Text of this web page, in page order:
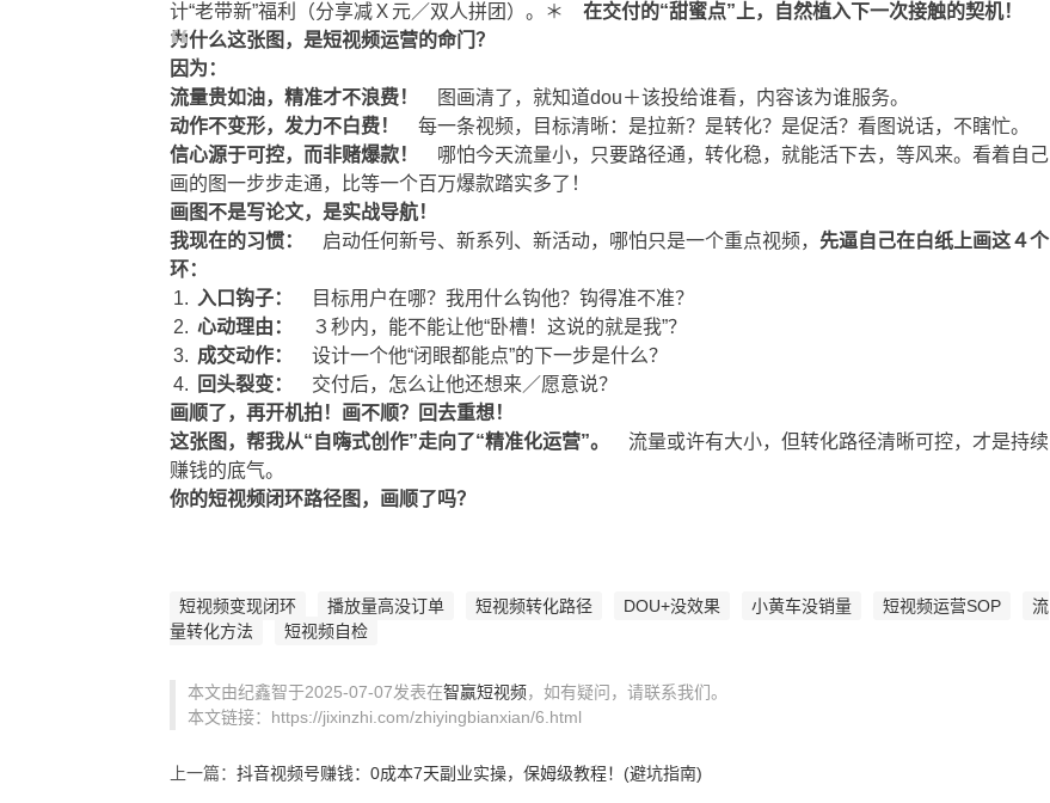
计“老带新”福利（分享减Ｘ元／双人拼团）。＊ 在交付的“甜蜜点”上，自然植入下一次接触的契机！
为什么这张图，是短视频运营的命门？
因为：
流量贵如油，精准才不浪费！
图画清了，就知道dou＋该投给谁看，内容该为谁服务。
动作不变形，发力不白费！
每一条视频，目标清晰：是拉新？是转化？是促活？看图说话，不瞎忙。
信心源于可控，而非赌爆款！
哪怕今天流量小，只要路径通，转化稳，就能活下去，等风来。看着自己
画的图一步步走通，比等一个百万爆款踏实多了！
画图不是写论文，是实战导航！
我现在的习惯：
启动任何新号、新系列、新活动，哪怕只是一个重点视频， 先逼自己在白纸上画这４个
环：
入口钩子：
目标用户在哪？我用什么钩他？钩得准不准？
心动理由：
３秒内，能不能让他“卧槽！这说的就是我”？
成交动作：
设计一个他“闭眼都能点”的下一步是什么？
回头裂变：
交付后，怎么让他还想来／愿意说？
画顺了，再开机拍！画不顺？回去重想！
这张图，帮我从“自嗨式创作”走向了“精准化运营”。
流量或许有大小，但转化路径清晰可控，才是持续
赚钱的底气。
你的短视频闭环路径图，画顺了吗？
短视频变现闭环 播放量高没订单 短视频转化路径 DOU+没效果 小黄车没销量 短视频运营SOP
流
量转化方法
短视频自检
本文由纪鑫智于2025-07-07发表在智赢短视频，如有疑问，请联系我们。
本文链接：https://jixinzhi.com/zhiyingbianxian/6.html
上一篇： 抖音视频号赚钱：0成本7天副业实操，保姆级教程！(避坑指南)